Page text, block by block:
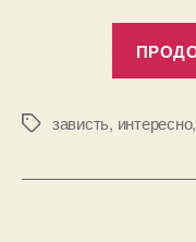
Позначки
зависть, интересно,